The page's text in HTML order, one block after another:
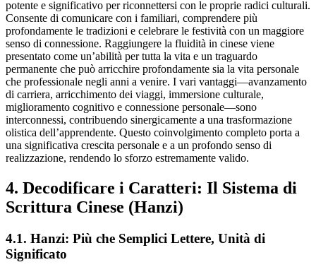
potente e significativo per riconnettersi con le proprie radici culturali.
Consente di comunicare con i familiari, comprendere più
profondamente le tradizioni e celebrare le festività con un maggiore
senso di connessione. Raggiungere la fluidità in cinese viene
presentato come un’abilità per tutta la vita e un traguardo
permanente che può arricchire profondamente sia la vita personale
che professionale negli anni a venire. I vari vantaggi—avanzamento
di carriera, arricchimento dei viaggi, immersione culturale,
miglioramento cognitivo e connessione personale—sono
interconnessi, contribuendo sinergicamente a una trasformazione
olistica dell’apprendente. Questo coinvolgimento completo porta a
una significativa crescita personale e a un profondo senso di
realizzazione, rendendo lo sforzo estremamente valido.
4. Decodificare i Caratteri: Il Sistema di
Scrittura Cinese (Hanzi)
4.1. Hanzi: Più che Semplici Lettere, Unità di
Significato